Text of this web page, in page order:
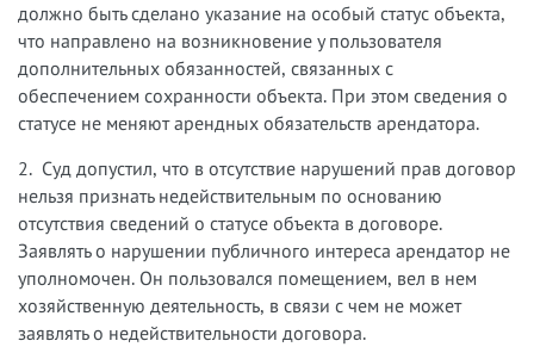
должно быть сделано указание на особый статус объекта,
что направлено на возникновение у пользователя
дополнительных обязанностей, связанных с
обеспечением сохранности объекта. При этом сведения о
статусе не меняют арендных обязательств арендатора.
2. Суд допустил, что в отсутствие нарушений прав договор
нельзя признать недействительным по основанию
отсутствия сведений о статусе объекта в договоре.
Заявлять о нарушении публичного интереса арендатор не
уполномочен. Он пользовался помещением, вел в нем
хозяйственную деятельность, в связи с чем не может
заявлять о недействительности договора.